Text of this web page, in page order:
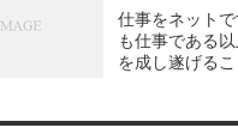
仕事をネット
も仕事である
を成し遂げる